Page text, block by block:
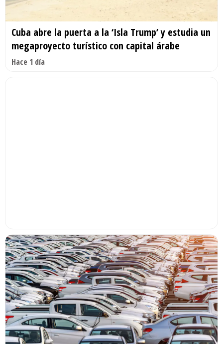
Cuba abre la puerta a la ‘Isla Trump’ y estudia un
megaproyecto turístico con capital árabe
Hace 1 día